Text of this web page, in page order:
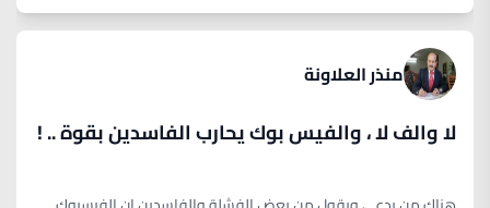
منذر العلاونة
لا والف لا ، والفيس بوك يحارب الفاسدين بقوة .. !